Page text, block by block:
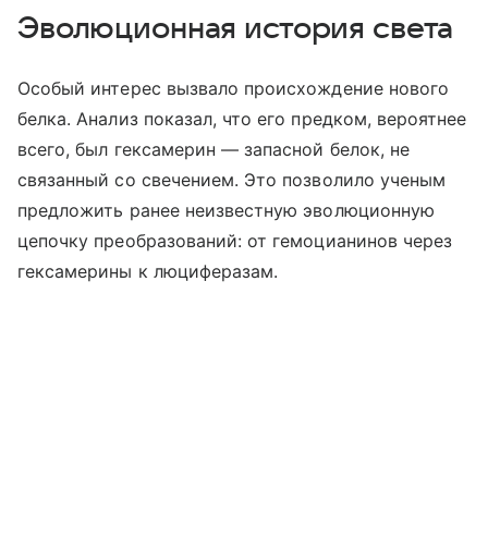
Эволюционная история света
Особый интерес вызвало происхождение нового
белка. Анализ показал, что его предком, вероятнее
всего, был гексамерин — запасной белок, не
связанный со свечением. Это позволило ученым
предложить ранее неизвестную эволюционную
цепочку преобразований: от гемоцианинов через
гексамерины к люциферазам.